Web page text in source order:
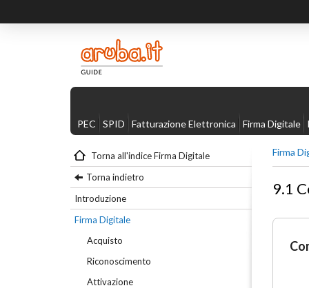
PEC SPID Fatturazione Elettronica Firma Digitale
Torna all'indice Firma Digitale
Torna indietro
Introduzione
Firma Digitale
Acquisto
Riconoscimento
Attivazione
Firma
9.1